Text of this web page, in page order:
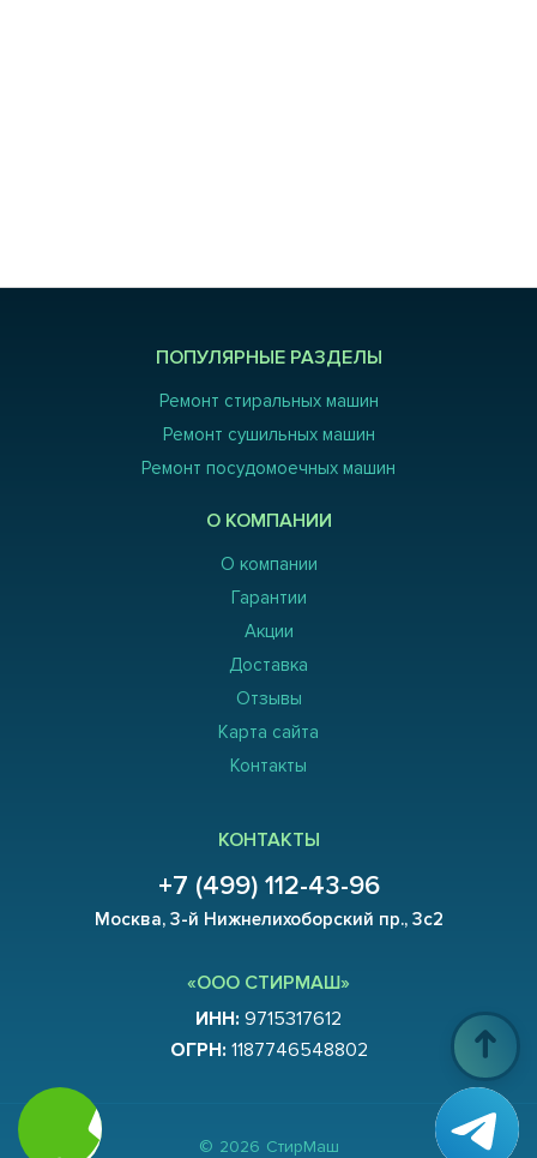
ПОПУЛЯРНЫЕ РАЗДЕЛЫ
Ремонт стиральных машин
Ремонт сушильных машин
Ремонт посудомоечных машин
О КОМПАНИИ
О компании
Гарантии
Акции
Доставка
Отзывы
Карта сайта
Контакты
КОНТАКТЫ
+7 (499) 112-43-96
Москва, 3-й Нижнелихоборский пр., 3с2
«ООО СТИРМАШ»
ИНН: 9715317612
ОГРН: 1187746548802
© 2026 СтирМаш